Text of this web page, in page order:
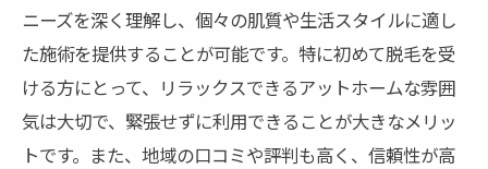
ニーズを深く理解し、個々の肌質や生活スタイルに適し
た施術を提供することが可能です。特に初めて脱毛を受
ける方にとって、リラックスできるアットホームな雰囲
気は大切で、緊張せずに利用できることが大きなメリッ
トです。また、地域の口コミや評判も高く、信頼性が高